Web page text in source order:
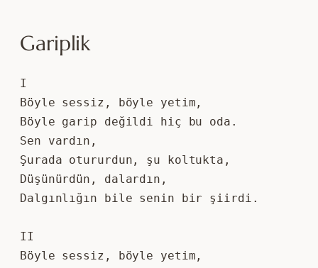
Gariplik
I
Böyle sessiz, böyle yetim,
Böyle garip değildi hiç bu oda.
Sen vardın,
Şurada otururdun, şu koltukta,
Düşünürdün, dalardın,
Dalgınlığın bile senin bir şiirdi.
II
Böyle sessiz, böyle yetim,